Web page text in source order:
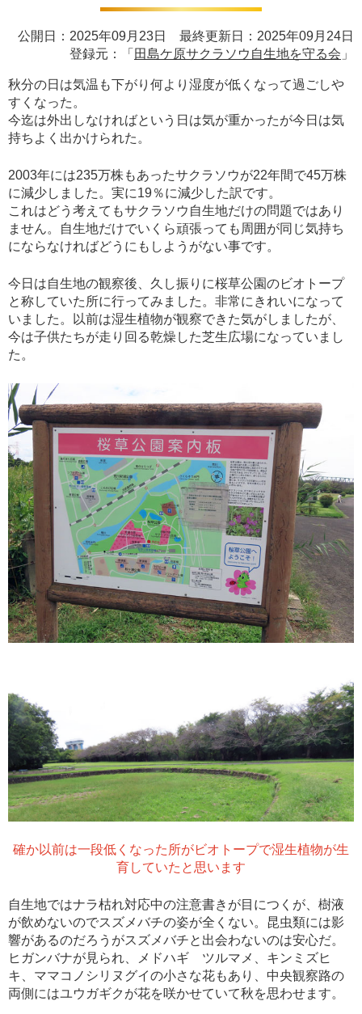
公開日：2025年09月23日 最終更新日：2025年09月24日
登録元：「 田島ケ原サクラソウ自生地を守る会 」
秋分の日は気温も下がり何より湿度が低くなって過ごしや
すくなった。
今迄は外出しなければという日は気が重かったが今日は気
持ちよく出かけられた。
2003年には235万株もあったサクラソウが22年間で45万株
に減少しました。実に19％に減少した訳です。
これはどう考えてもサクラソウ自生地だけの問題ではあり
ません。自生地だけでいくら頑張っても周囲が同じ気持ち
にならなければどうにもしようがない事です。
今日は自生地の観察後、久し振りに桜草公園のビオトープ
と称していた所に行ってみました。非常にきれいになって
いました。以前は湿生植物が観察できた気がしましたが、
今は子供たちが走り回る乾燥した芝生広場になっていまし
た。
確か以前は一段低くなった所がビオトープで湿生植物が生
育していたと思います
自生地ではナラ枯れ対応中の注意書きが目につくが、樹液
が飲めないのでスズメバチの姿が全くない。昆虫類には影
響があるのだろうがスズメバチと出会わないのは安心だ。
ヒガンバナが見られ、メドハギ ツルマメ、キンミズヒ
キ、ママコノシリヌグイの小さな花もあり、中央観察路の
両側にはユウガギクが花を咲かせていて秋を思わせます。